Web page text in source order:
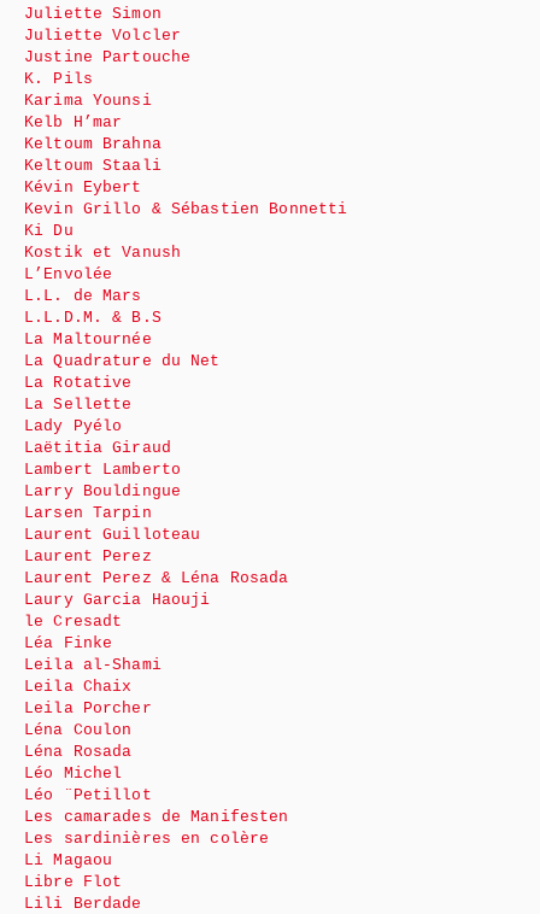
Juliette Simon
Juliette Volcler
Justine Partouche
K. Pils
Karima Younsi
Kelb H’mar
Keltoum Brahna
Keltoum Staali
Kévin Eybert
Kevin Grillo & Sébastien Bonnetti
Ki Du
Kostik et Vanush
L’Envolée
L.L. de Mars
L.L.D.M. & B.S
La Maltournée
La Quadrature du Net
La Rotative
La Sellette
Lady Pyélo
Laëtitia Giraud
Lambert Lamberto
Larry Bouldingue
Larsen Tarpin
Laurent Guilloteau
Laurent Perez
Laurent Perez & Léna Rosada
Laury Garcia Haouji
le Cresadt
Léa Finke
Leila al-Shami
Leila Chaix
Leila Porcher
Léna Coulon
Léna Rosada
Léo Michel
Léo ¨Petillot
Les camarades de Manifesten
Les sardinières en colère
Li Magaou
Libre Flot
Lili Berdade